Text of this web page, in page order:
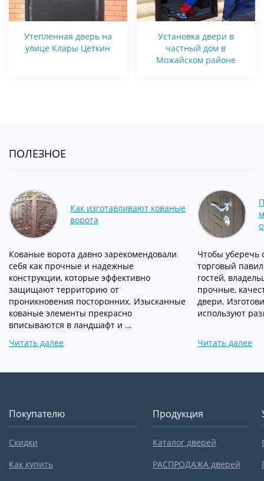
Утепленная дверь на
улице Клары Цеткин
Установка двери в
частный дом в
Можайском районе
ПОЛЕЗНОЕ
Как изготавливают кованые
ворота
Кованые ворота давно зарекомендовали
себя как прочные и надежные
конструкции, которые эффективно
защищают территорию от
проникновения посторонних. Изысканные
кованые элементы прекрасно
вписываются в ландшафт и …
Читать далее
Чтобы уберечь
торговый
гостей,
прочные,
двери.
используют
Читать далее
Покупателю
Скидки
Как купить
Продукция
Каталог дверей
РАСПРОДАЖА дверей